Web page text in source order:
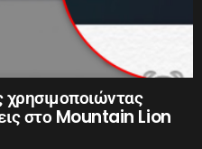
χρησιμοποιώντας
στο Mountain Lion